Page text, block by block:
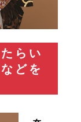
らい
どを